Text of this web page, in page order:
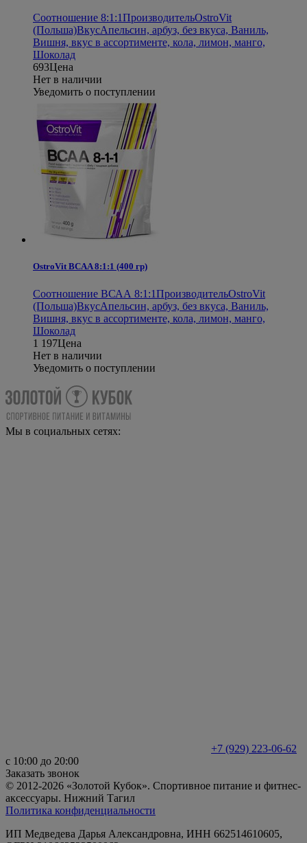
Соотношение 8:1:1ПроизводительOstroVit
(Польша)ВкусАпельсин, арбуз, без вкуса, Ваниль,
Вишня, вкус в ассортименте, кола, лимон, манго,
Шоколад
693Цена
Нет в наличии
Уведомить о поступлении
OstroVit BCAA 8:1:1 (400 гр)
Соотношение ВСАА 8:1:1ПроизводительOstroVit
(Польша)ВкусАпельсин, арбуз, без вкуса, Ваниль,
Вишня, вкус в ассортименте, кола, лимон, манго,
Шоколад
1 197Цена
Нет в наличии
Уведомить о поступлении
Мы в социальных сетях:
+7 (929) 223-06-62
с 10:00 до 20:00
Заказать звонок
© 2012-2026 «Золотой Кубок». Спортивное питание и фитнес-
аксессуары. Нижний Тагил
Политика конфиденциальности
ИП Медведева Дарья Александровна, ИНН 662514610605,